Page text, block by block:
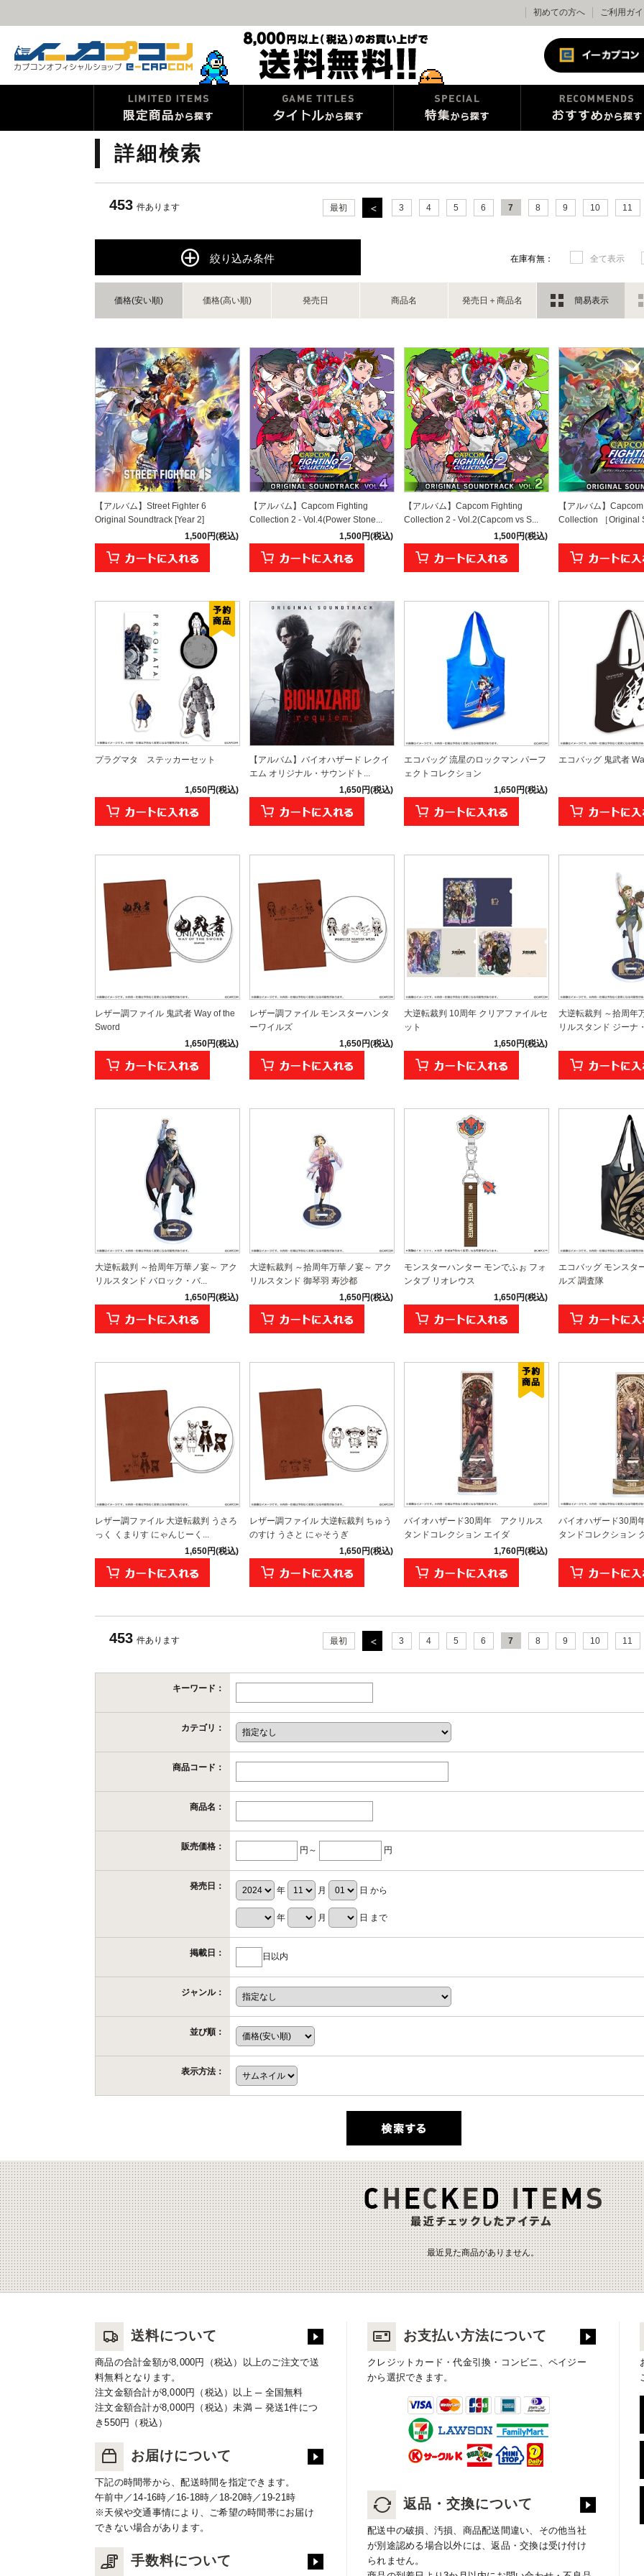
初めての方へ ご利用ガ
詳細検索
453 件あります 最初 3 4 5 6 7 8 9 10 11
絞り込み条件 在庫有無： 全て表示
価格(安い順) 価格(高い順) 発売日 商品名 発売日＋商品名 簡易表示
【アルバム】Street Fighter 6
Original Soundtrack [Year 2]
1,500円(税込)
【アルバム】Capcom Fighting
Collection 2 - Vol.4(Power Stone...
1,500円(税込)
【アルバム】Capcom Fighting
Collection 2 - Vol.2(Capcom vs S...
1,500円(税込)
【アルバム】
Collection ［Original
プラグマタ ステッカーセット
1,650円(税込)
【アルバム】バイオハザード レクイ
エム オリジナル・サウンドト...
1,650円(税込)
エコバッグ 流星のロックマン パーフ
ェクトコレクション
1,650円(税込)
エコバッグ 鬼武者
レザー調ファイル 鬼武者 Way of the
Sword
1,650円(税込)
レザー調ファイル モンスターハンタ
ーワイルズ
1,650円(税込)
大逆転裁判 10周年 クリアファイルセ
ット
1,650円(税込)
大逆転裁判 ～拾周年
リルスタンド ジーナ
大逆転裁判 ～拾周年万華ノ宴～ アク
リルスタンド バロック・バ...
1,650円(税込)
大逆転裁判 ～拾周年万華ノ宴～ アク
リルスタンド 御琴羽 寿沙都
1,650円(税込)
モンスターハンター モンでふぉ フォ
ンタブ リオレウス
1,650円(税込)
エコバッグ モンスタ
ルズ 調査隊
レザー調ファイル 大逆転裁判 うさろ
っく くまりす にゃんじーく...
1,650円(税込)
レザー調ファイル 大逆転裁判 ちゅう
のすけ うさと にゃそうぎ
1,650円(税込)
バイオハザード30周年 アクリルス
タンドコレクション エイダ
1,760円(税込)
バイオハザード30周
タンドコレクション
453 件あります 最初 3 4 5 6 7 8 9 10 11
キーワード：
カテゴリ：
商品コード：
商品名：
販売価格： 円～ 円
発売日： 年 月 日 から
年 月 日 まで
掲載日： 日以内
ジャンル：
並び順：
表示方法：
最近見た商品がありません。
送料について
商品の合計金額が8,000円（税込）以上のご注文で送
料無料となります。
注文金額合計が8,000円（税込）以上 ─ 全国無料
注文金額合計が8,000円（税込）未満 ─ 発送1件につ
き550円（税込）
お届けについて
下記の時間帯から、配送時間を指定できます。
午前中／14-16時／16-18時／18-20時／19-21時
※天候や交通事情により、ご希望の時間帯にお届け
できない場合があります。
手数料について
お支払い方法について
クレジットカード・代金引換・コンビニ、ペイジー
から選択できます。
返品・交換について
配送中の破損、汚損、商品配送間違い、その他当社
が別途認める場合以外には、返品・交換は受け付け
られません。